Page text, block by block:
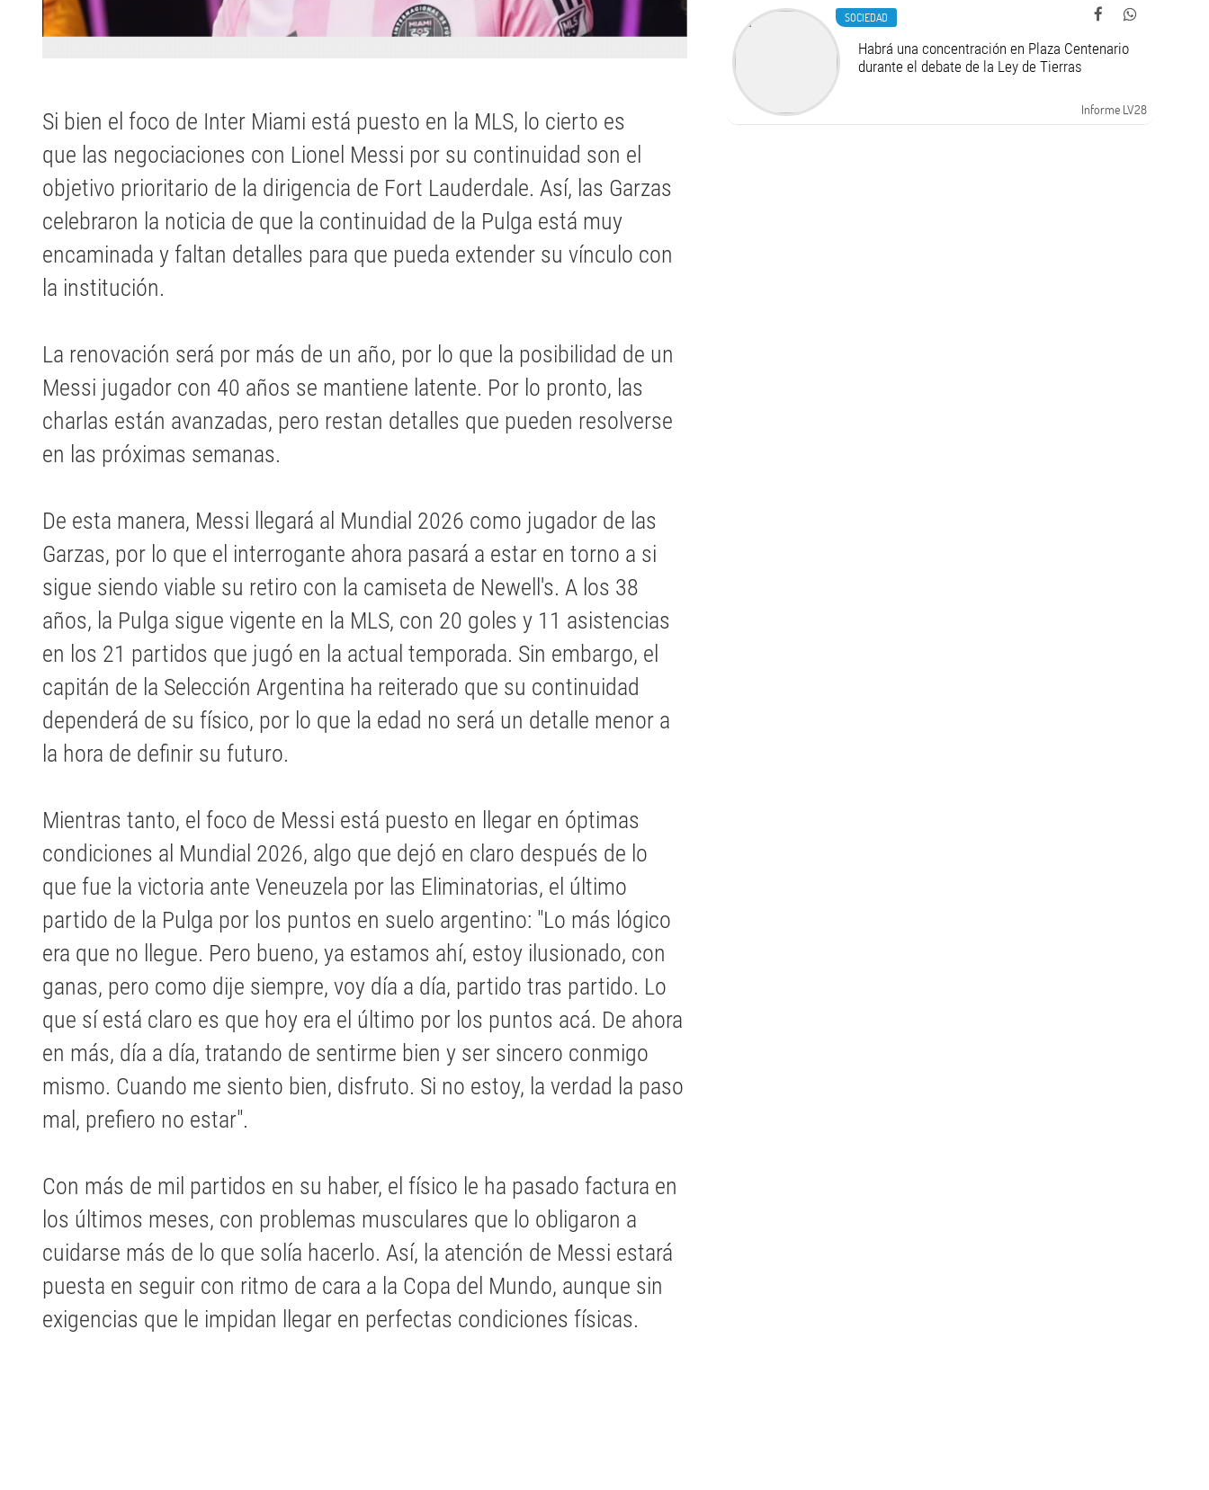
Si bien el foco de Inter Miami está puesto en la MLS, lo cierto es
que las negociaciones con Lionel Messi por su continuidad son el
objetivo prioritario de la dirigencia de Fort Lauderdale. Así, las Garzas
celebraron la noticia de que la continuidad de la Pulga está muy
encaminada y faltan detalles para que pueda extender su vínculo con
la institución.
La renovación será por más de un año, por lo que la posibilidad de un
Messi jugador con 40 años se mantiene latente. Por lo pronto, las
charlas están avanzadas, pero restan detalles que pueden resolverse
en las próximas semanas.
De esta manera, Messi llegará al Mundial 2026 como jugador de las
Garzas, por lo que el interrogante ahora pasará a estar en torno a si
sigue siendo viable su retiro con la camiseta de Newell's. A los 38
años, la Pulga sigue vigente en la MLS, con 20 goles y 11 asistencias
en los 21 partidos que jugó en la actual temporada. Sin embargo, el
capitán de la Selección Argentina ha reiterado que su continuidad
dependerá de su físico, por lo que la edad no será un detalle menor a
la hora de definir su futuro.
Mientras tanto, el foco de Messi está puesto en llegar en óptimas
condiciones al Mundial 2026, algo que dejó en claro después de lo
que fue la victoria ante Veneuzela por las Eliminatorias, el último
partido de la Pulga por los puntos en suelo argentino: "Lo más lógico
era que no llegue. Pero bueno, ya estamos ahí, estoy ilusionado, con
ganas, pero como dije siempre, voy día a día, partido tras partido. Lo
que sí está claro es que hoy era el último por los puntos acá. De ahora
en más, día a día, tratando de sentirme bien y ser sincero conmigo
mismo. Cuando me siento bien, disfruto. Si no estoy, la verdad la paso
mal, prefiero no estar".
Con más de mil partidos en su haber, el físico le ha pasado factura en
los últimos meses, con problemas musculares que lo obligaron a
cuidarse más de lo que solía hacerlo. Así, la atención de Messi estará
puesta en seguir con ritmo de cara a la Copa del Mundo, aunque sin
exigencias que le impidan llegar en perfectas condiciones físicas.
SOCIEDAD
Habrá una concentración en Plaza Centenario
durante el debate de la Ley de Tierras
Informe LV28